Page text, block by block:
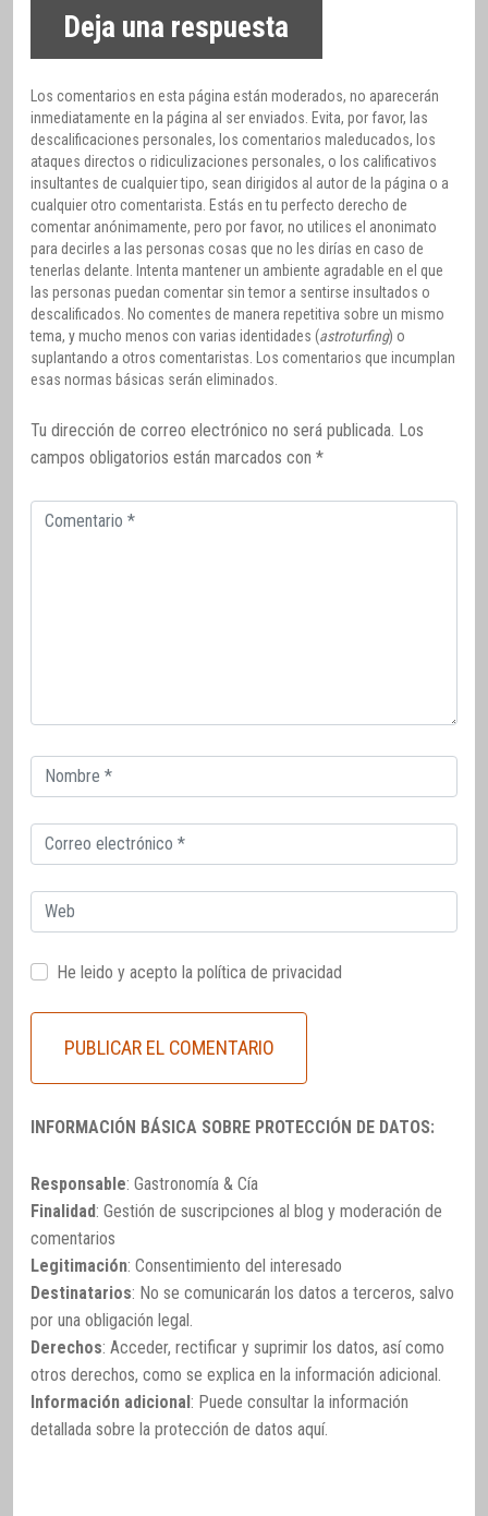
Deja una respuesta
Los comentarios en esta página están moderados, no aparecerán
inmediatamente en la página al ser enviados. Evita, por favor, las
descalificaciones personales, los comentarios maleducados, los
ataques directos o ridiculizaciones personales, o los calificativos
insultantes de cualquier tipo, sean dirigidos al autor de la página o a
cualquier otro comentarista. Estás en tu perfecto derecho de
comentar anónimamente, pero por favor, no utilices el anonimato
para decirles a las personas cosas que no les dirías en caso de
tenerlas delante. Intenta mantener un ambiente agradable en el que
las personas puedan comentar sin temor a sentirse insultados o
descalificados. No comentes de manera repetitiva sobre un mismo
tema, y mucho menos con varias identidades (astroturfing) o
suplantando a otros comentaristas. Los comentarios que incumplan
esas normas básicas serán eliminados.
Tu dirección de correo electrónico no será publicada. Los
campos obligatorios están marcados con *
Comentario
Correo
electrónico
Correo
electrónico
Web
He leido y acepto la política de privacidad
INFORMACIÓN BÁSICA SOBRE PROTECCIÓN DE DATOS:
Responsable: Gastronomía & Cía
Finalidad: Gestión de suscripciones al blog y moderación de
comentarios
Legitimación: Consentimiento del interesado
Destinatarios: No se comunicarán los datos a terceros, salvo
por una obligación legal.
Derechos: Acceder, rectificar y suprimir los datos, así como
otros derechos, como se explica en la información adicional.
Información adicional : Puede consultar la información
detallada sobre la protección de datos aquí.